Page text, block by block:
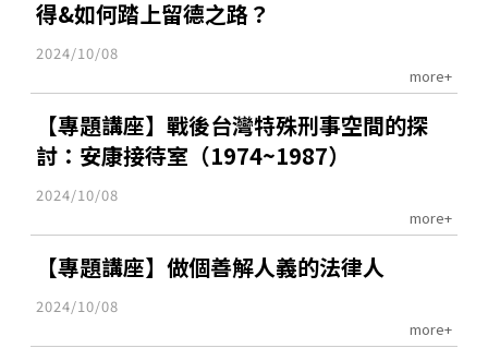
得&如何踏上留德之路？
2024/10/08
more+
【專題講座】戰後台灣特殊刑事空間的探
討：安康接待室（1974~1987）
2024/10/08
more+
【專題講座】做個善解人義的法律人
2024/10/08
more+